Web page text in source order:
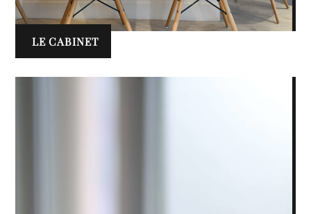
LE CABINET